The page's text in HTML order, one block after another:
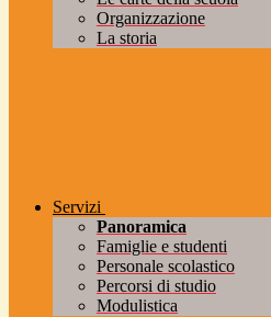
Organizzazione
La storia
Servizi
Panoramica
Famiglie e studenti
Personale scolastico
Percorsi di studio
Modulistica